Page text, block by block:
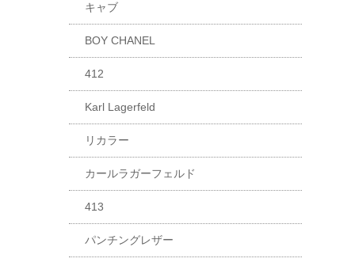
キャブ
BOY CHANEL
412
Karl Lagerfeld
リカラー
カールラガーフェルド
413
パンチングレザー